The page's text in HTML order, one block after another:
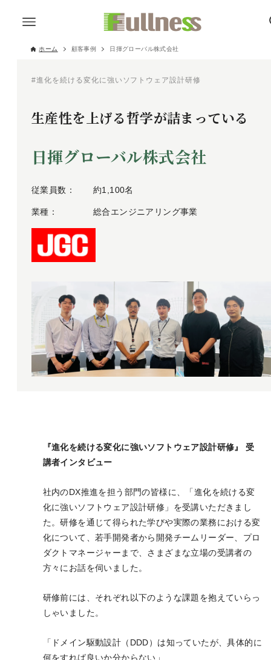
ホーム 顧客事例 日揮グローバル株式会社
#進化を続ける変化に強いソフトウェア設計研修
生産性を上げる哲学が詰まっている
日揮グローバル株式会社
従業員数： 約1,100名
業種： 総合エンジニアリング事業
『進化を続ける変化に強いソフトウェア設計研修』 受
講者インタビュー
社内のDX推進を担う部門の皆様に、「進化を続ける変
化に強いソフトウェア設計研修」を受講いただきまし
た。研修を通じて得られた学びや実際の業務における変
化について、若手開発者から開発チームリーダー、プロ
ダクトマネージャーまで、さまざまな立場の受講者の
方々にお話を伺いました。
研修前には、それぞれ以下のような課題を抱えていらっ
しゃいました。
「ドメイン駆動設計（DDD）は知っていたが、具体的に
何をすれば良いか分からない」